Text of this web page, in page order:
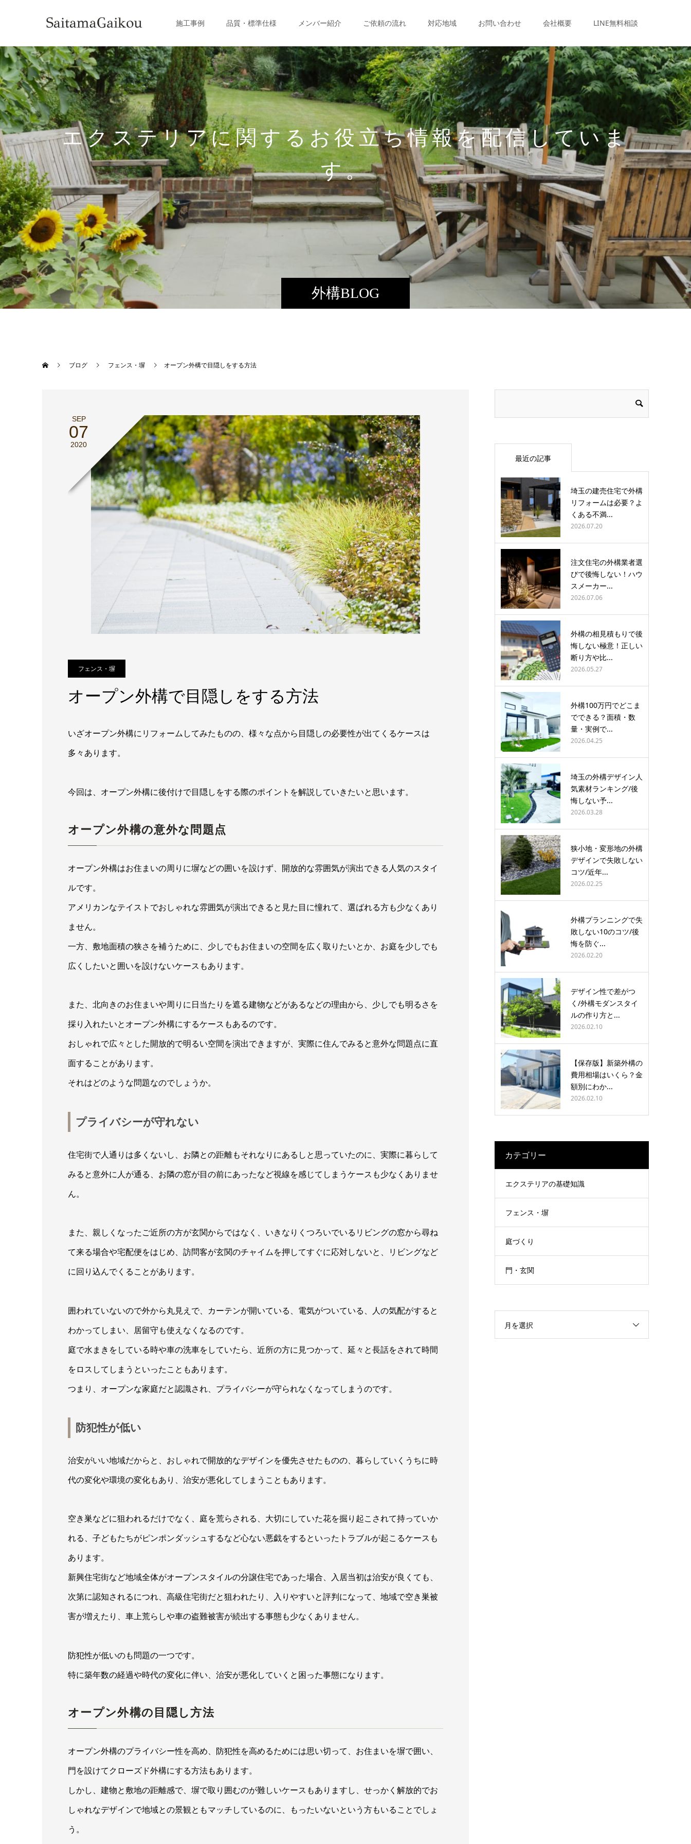
施工事例 品質・標準仕様 メンバー紹介 ご依頼の流れ 対応地域 お問い合わせ 会社概要 LINE無料相談
外構BLOG
エクステリアに関するお役立ち情報を配信していま
す。
ブログ フェンス・塀 オープン外構で目隠しをする方法
SEP
07
2020
フェンス・塀
オープン外構で目隠しをする方法
いざオープン外構にリフォームしてみたものの、様々な点から目隠しの必要性が出てくるケースは
多々あります。
今回は、オープン外構に後付けで目隠しをする際のポイントを解説していきたいと思います。
オープン外構の意外な問題点
オープン外構はお住まいの周りに塀などの囲いを設けず、開放的な雰囲気が演出できる人気のスタイ
ルです。
アメリカンなテイストでおしゃれな雰囲気が演出できると見た目に憧れて、選ばれる方も少なくあり
ません。
一方、敷地面積の狭さを補うために、少しでもお住まいの空間を広く取りたいとか、お庭を少しでも
広くしたいと囲いを設けないケースもあります。
また、北向きのお住まいや周りに日当たりを遮る建物などがあるなどの理由から、少しでも明るさを
採り入れたいとオープン外構にするケースもあるのです。
おしゃれで広々とした開放的で明るい空間を演出できますが、実際に住んでみると意外な問題点に直
面することがあります。
それはどのような問題なのでしょうか。
プライバシーが守れない
住宅街で人通りは多くないし、お隣との距離もそれなりにあるしと思っていたのに、実際に暮らして
みると意外に人が通る、お隣の窓が目の前にあったなど視線を感じてしまうケースも少なくありませ
ん。
また、親しくなったご近所の方が玄関からではなく、いきなりくつろいでいるリビングの窓から尋ね
て来る場合や宅配便をはじめ、訪問客が玄関のチャイムを押してすぐに応対しないと、リビングなど
に回り込んでくることがあります。
囲われていないので外から丸見えで、カーテンが開いている、電気がついている、人の気配がすると
わかってしまい、居留守も使えなくなるのです。
庭で水まきをしている時や車の洗車をしていたら、近所の方に見つかって、延々と長話をされて時間
をロスしてしまうといったこともあります。
つまり、オープンな家庭だと認識され、プライバシーが守られなくなってしまうのです。
防犯性が低い
治安がいい地域だからと、おしゃれで開放的なデザインを優先させたものの、暮らしていくうちに時
代の変化や環境の変化もあり、治安が悪化してしまうこともあります。
空き巣などに狙われるだけでなく、庭を荒らされる、大切にしていた花を掘り起こされて持っていか
れる、子どもたちがピンポンダッシュするなど心ない悪戯をするといったトラブルが起こるケースも
あります。
新興住宅街など地域全体がオープンスタイルの分譲住宅であった場合、入居当初は治安が良くても、
次第に認知されるにつれ、高級住宅街だと狙われたり、入りやすいと評判になって、地域で空き巣被
害が増えたり、車上荒らしや車の盗難被害が続出する事態も少なくありません。
防犯性が低いのも問題の一つです。
特に築年数の経過や時代の変化に伴い、治安が悪化していくと困った事態になります。
オープン外構の目隠し方法
オープン外構のプライバシー性を高め、防犯性を高めるためには思い切って、お住まいを塀で囲い、
門を設けてクローズド外構にする方法もあります。
しかし、建物と敷地の距離感で、塀で取り囲むのが難しいケースもありますし、せっかく解放的でお
しゃれなデザインで地域との景観ともマッチしているのに、もったいないという方もいることでしょ
う。
最近の記事
埼玉の建売住宅で外構
リフォームは必要？よ
くある不満...
2026.07.20
注文住宅の外構業者選
びで後悔しない！ハウ
スメーカー...
2026.07.06
外構の相見積もりで後
悔しない極意！正しい
断り方や比...
2026.05.27
外構100万円でどこま
でできる？面積・数
量・実例で...
2026.04.25
埼玉の外構デザイン人
気素材ランキング/後
悔しない予...
2026.03.28
狭小地・変形地の外構
デザインで失敗しない
コツ/近年...
2026.02.25
外構プランニングで失
敗しない10のコツ/後
悔を防ぐ...
2026.02.20
デザイン性で差がつ
く/外構モダンスタイ
ルの作り方と...
2026.02.10
【保存版】新築外構の
費用相場はいくら？金
額別にわか...
2026.02.10
カテゴリー
エクステリアの基礎知識
フェンス・塀
庭づくり
門・玄関
月を選択